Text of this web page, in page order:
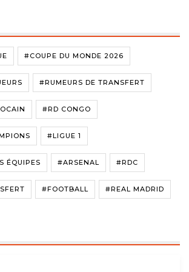
#COUPE DU MONDE 2026
#RUMEURS DE TRANSFERT
#RD CONGO
#LIGUE 1
ÉQUIPES #ARSENAL #RDC
#FOOTBALL #REAL MADRID